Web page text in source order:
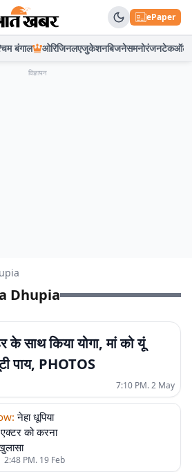
ePaper
बंगाल ओरिजिनलएजुकेशनबिजनेसमनोरंजनटेकऑटो
विज्ञापन
Dhupia
के साथ किया योगा, मां को यूं
पाय, PHOTOS
7:10 PM. 2 May
: नेहा धूपिया
को करना
2:48 PM. 19 Feb